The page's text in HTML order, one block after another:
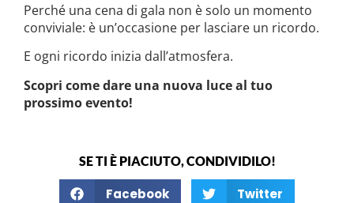
Perché una cena di gala non è solo un momento
conviviale: è un’occasione per lasciare un ricordo.
E ogni ricordo inizia dall’atmosfera.
Scopri come dare una nuova luce al tuo
prossimo evento!
SE TI È PIACIUTO, CONDIVIDILO!
Facebook Twitter